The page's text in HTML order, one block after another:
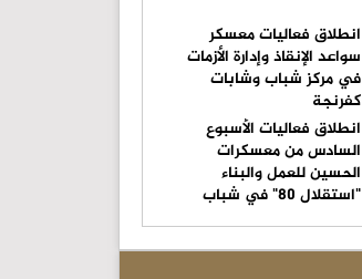
انطلاق فعاليات معسكر
سواعد الإنقاذ وإدارة الأزمات
في مركز شباب وشابات
كفرنجة
انطلاق فعاليات الأسبوع
السادس من معسكرات
الحسين للعمل والبناء
"استقلال 80" في شباب